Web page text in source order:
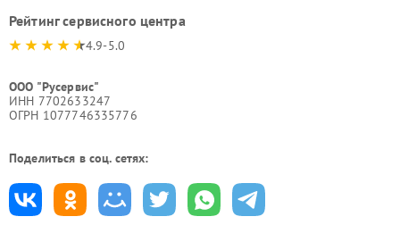
Рейтинг сервисного центра
4.9-5.0
ООО "Русервис"
ИНН 7702633247
ОГРН 1077746335776
Поделиться в соц. сетях: